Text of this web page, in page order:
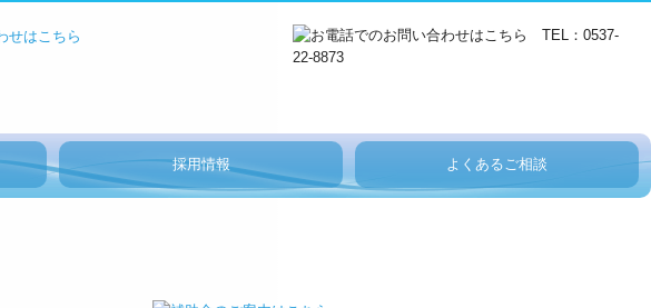
採用情報 よくあるご相談